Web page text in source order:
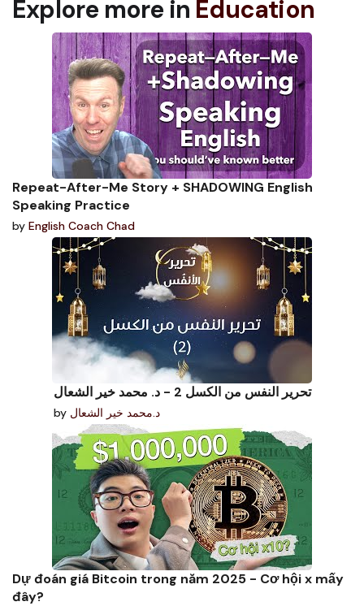
Explore more in Education
Repeat-After-Me Story + SHADOWING English
Speaking Practice
by English Coach Chad
تحرير النفس من الكسل 2 - د. محمد خير الشعال
by د.محمد خير الشعال
Dự đoán giá Bitcoin trong năm 2025 - Cơ hội x mấy
đây?